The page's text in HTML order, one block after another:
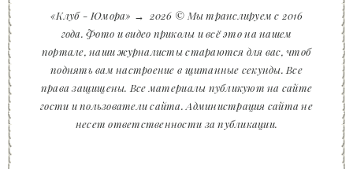
«Клуб - Юмора» → 2026 © Мы транслируем с 2016
года. Фото и видео приколы и всё это на нашем
портале, наши журналисты стараются для вас, чтоб
поднять вам настроение в щитанные секунды. Все
права защищены. Все материалы публикуют на сайте
гости и пользователи сайта. Администрация сайта не
несет ответственности за публикации.